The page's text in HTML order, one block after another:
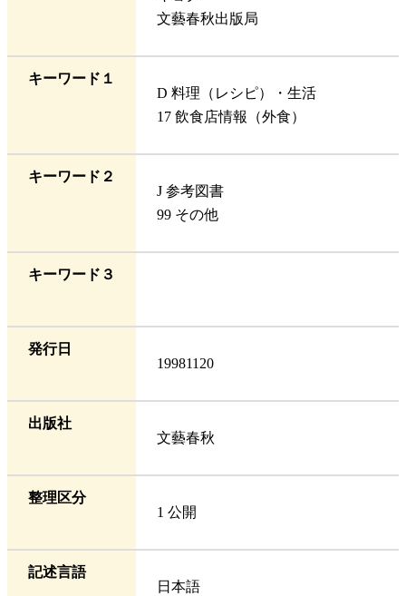
文藝春秋出版局
キーワード１
D 料理（レシピ）・生活
17 飲食店情報（外食）
キーワード２
J 参考図書
99 その他
キーワード３
発行日
19981120
出版社
文藝春秋
整理区分
1 公開
記述言語
日本語